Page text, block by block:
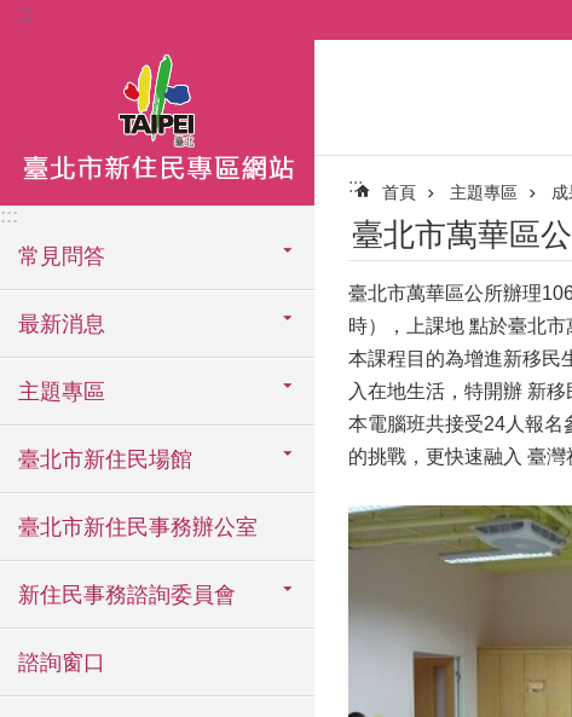
跳到主要內容區塊
:::
:::
常見問答
最新消息
主題專區
臺北市新住民場館
臺北市新住民事務辦公室
新住民事務諮詢委員會
諮詢窗口
::: 首頁 主題專區
臺北市萬華區
臺北市萬華區公所辦理
時），上課地 點於臺北市
本課程目的為增進新移民
入在地生活，特開辦 新移
本電腦班共接受24人報名
的挑戰，更快速融入 臺灣